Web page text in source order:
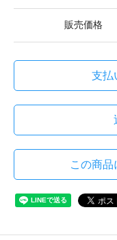
販売価格
支払
この商品